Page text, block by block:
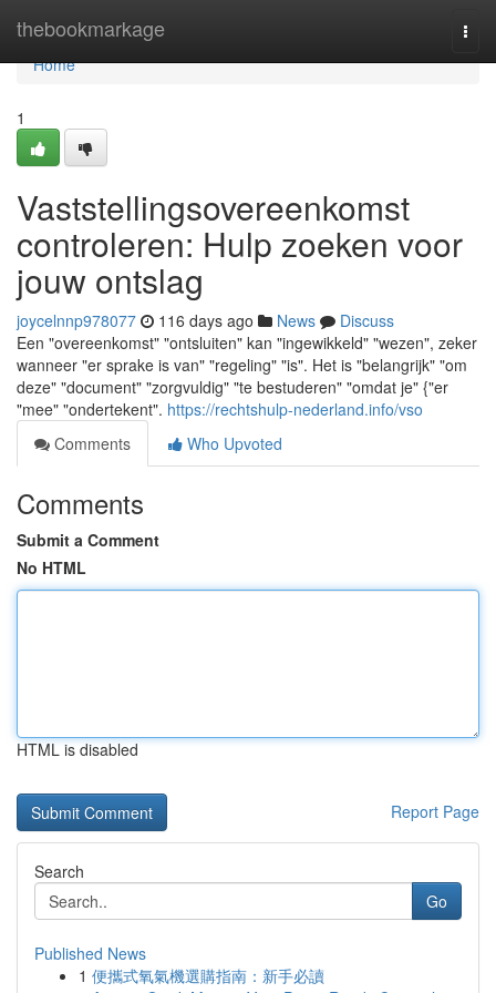
thebookmarkage
Home
Home
1
Vaststellingsovereenkomst
controleren: Hulp zoeken voor
jouw ontslag
joycelnnp978077 116 days ago News
Discuss
Een "overeenkomst" "ontsluiten" kan "ingewikkeld" "wezen", zeker
wanneer "er sprake is van" "regeling" "is". Het is "belangrijk" "om
deze" "document" "zorgvuldig" "te bestuderen" "omdat je" {"er
"mee" "ondertekent". https://rechtshulp-nederland.info/vso
Comments
Who Upvoted
Comments
Submit a Comment
No HTML
HTML is disabled
Report Page
Search
Go
Published News
1 便攜式氧氣機選購指南：新手必讀